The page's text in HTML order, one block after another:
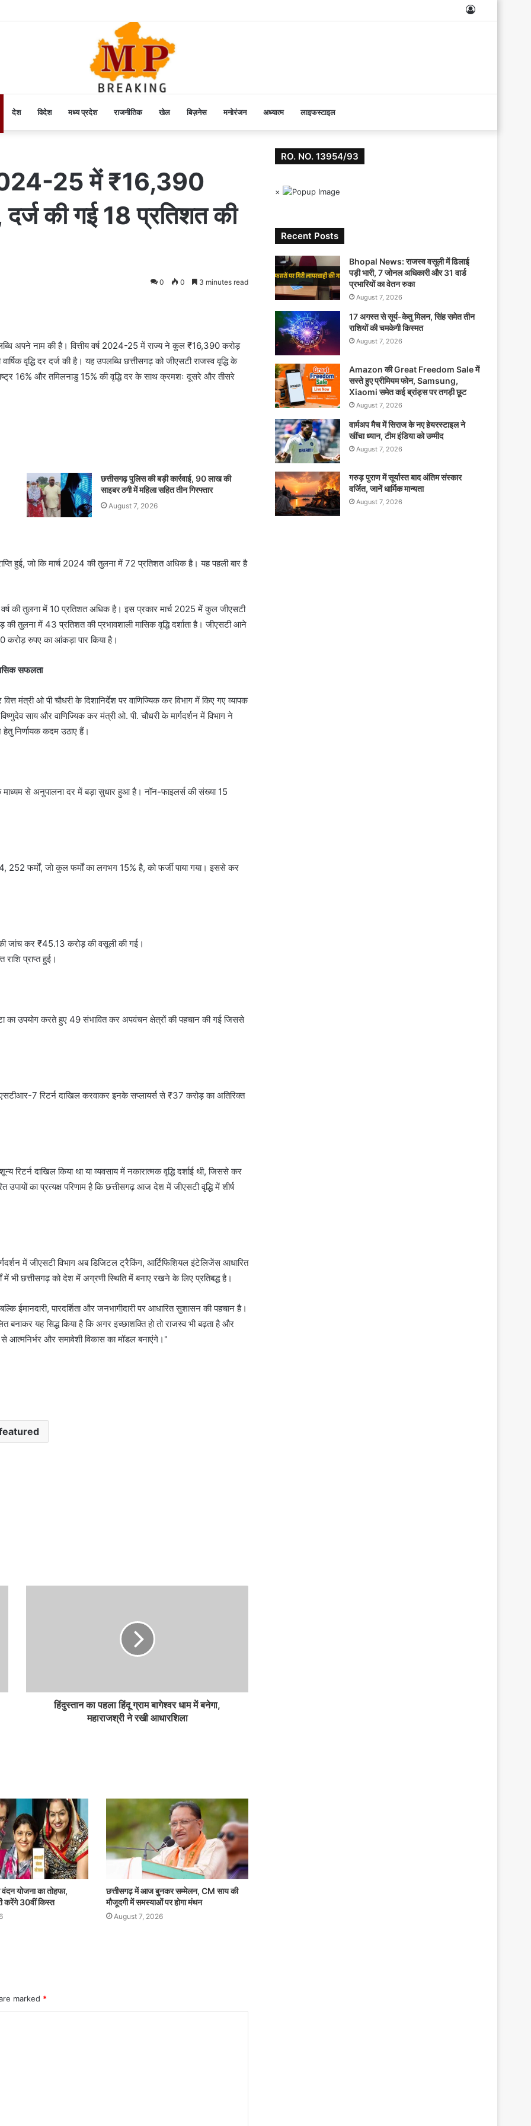
देश विदेश मध्य प्रदेश राजनीतिक खेल बिज़नेस मनोरंजन अध्यात्म लाइफस्टाइल
2024-25 में ₹16,390
की गई 18 प्रतिशत की
0 0 3 minutes read
अपने नाम की है। वित्तीय वर्ष 2024-25 में राज्य ने कुल ₹16,390 करोड़
वृद्धि दर दर्ज की है। यह उपलब्धि छत्तीसगढ़ को जीएसटी राजस्व वृद्धि के
16% और तमिलनाडु 15% की वृद्धि दर के साथ क्रमशः दूसरे और तीसरे
छत्तीसगढ़ पुलिस की बड़ी कार्रवाई, 90 लाख की
साइबर ठगी में महिला सहित तीन गिरफ्तार
August 7, 2026
हुई, जो कि मार्च 2024 की तुलना में 72 प्रतिशत अधिक है। यह पहली बार है
की तुलना में 10 प्रतिशत अधिक है। इस प्रकार मार्च 2025 में कुल जीएसटी
में 43 प्रतिशत की प्रभावशाली मासिक वृद्धि दर्शाता है। जीएसटी आने
करोड़ रुपए का आंकड़ा पार किया है।
सफलता
मंत्री ओ पी चौधरी के दिशानिर्देश पर वाणिज्यिक कर विभाग में किए गए व्यापक
साय और वाणिज्यिक कर मंत्री ओ. पी. चौधरी के मार्गदर्शन में विभाग ने
निर्णायक कदम उठाए हैं।
के माध्यम से अनुपालना दर में बड़ा सुधार हुआ है। नॉन-फाइलर्स की संख्या 15
252 फर्मों, जो कुल फर्मों का लगभग 15% है, को फर्जी पाया गया। इससे कर
जांच कर ₹45.13 करोड़ की वसूली की गई।
प्राप्त हुई।
का उपयोग करते हुए 49 संभावित कर अपवंचन क्षेत्रों की पहचान की गई जिससे
7 रिटर्न दाखिल करवाकर इनके सप्लायर्स से ₹37 करोड़ का अतिरिक्त
रिटर्न दाखिल किया था या व्यवसाय में नकारात्मक वृद्धि दर्शाई थी, जिससे कर
का प्रत्यक्ष परिणाम है कि छत्तीसगढ़ आज देश में जीएसटी वृद्धि में शीर्ष
में जीएसटी विभाग अब डिजिटल ट्रैकिंग, आर्टिफिशियल इंटेलिजेंस आधारित
भी छत्तीसगढ़ को देश में अग्रणी स्थिति में बनाए रखने के लिए प्रतिबद्ध है।
ईमानदारी, पारदर्शिता और जनभागीदारी पर आधारित सुशासन की पहचान है।
यह सिद्ध किया है कि अगर इच्छाशक्ति हो तो राजस्व भी बढ़ता है और
आत्मनिर्भर और समावेशी विकास का मॉडल बनाएंगे।"
हिंदुस्तान का पहला हिंदू ग्राम बागेश्वर धाम में बनेगा,
महाराजश्री ने रखी आधारशिला
योजना का तोहफा,
करेंगे 30वीं किस्त
छत्तीसगढ़ में आज बुनकर सम्मेलन, CM साय की
मौजूदगी में समस्याओं पर होगा मंथन
August 7, 2026
marked *
RO. NO. 13954/93
×
Recent Posts
Bhopal News: राजस्व वसूली में ढिलाई
पड़ी भारी, 7 जोनल अधिकारी और 31 वार्ड
प्रभारियों का वेतन रुका
August 7, 2026
17 अगस्त से सूर्य-केतु मिलन, सिंह समेत तीन
राशियों की चमकेगी किस्मत
August 7, 2026
Amazon की Great Freedom Sale में
सस्ते हुए प्रीमियम फोन, Samsung,
Xiaomi समेत कई ब्रांड्स पर तगड़ी छूट
August 7, 2026
वार्मअप मैच में सिराज के नए हेयरस्टाइल ने
खींचा ध्यान, टीम इंडिया को उम्मीद
August 7, 2026
गरुड़ पुराण में सूर्यास्त बाद अंतिम संस्कार
वर्जित, जानें धार्मिक मान्यता
August 7, 2026